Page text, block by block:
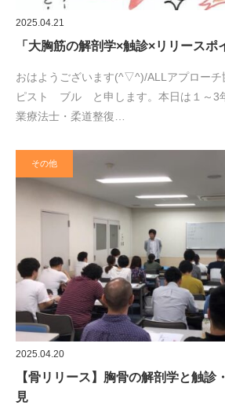
2025.04.21
「大胸筋の解剖学×触診×リリースポ
おはようございます(^▽^)/ALLアプロー
ピスト ブル と申します。本日は１～3
業療法士・柔道整復…
その他
2025.04.20
【骨リリース】胸骨の解剖学と触診
見